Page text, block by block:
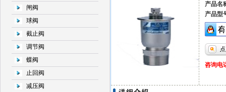
闸阀
球阀
截止阀
调节阀
蝶阀
止回阀
减压阀
产品名
产品型
咨询电